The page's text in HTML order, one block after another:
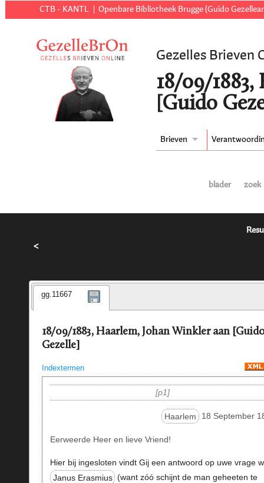
CTB - KANTL Openbare Bibliotheek Brugge (Guido
Gezelles Brieven
18/09/
[Guido
Brieven
blader zoek
<
gg.11667
18/09/1883, Haarlem, Johan Winkler aan [Guido
Gezelle]
Indextermen
p1
Haarlem 18 September
Eerweerde Heer en lieve Vriend!
Hier bij ingesloten vindt Gij een antwoord op uwe vrage
Janus Erasmius (want zóó schijnt de man geheeten te